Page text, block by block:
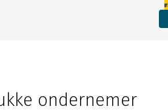
ondernemer